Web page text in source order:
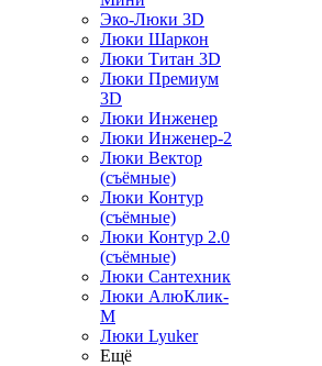
Эко-Люки 3D
Люки Шаркон
Люки Титан 3D
Люки Премиум
3D
Люки Инженер
Люки Инженер-2
Люки Вектор
(съёмные)
Люки Контур
(съёмные)
Люки Контур 2.0
(съёмные)
Люки Сантехник
Люки АлюКлик-
М
Люки Lyuker
Ещё